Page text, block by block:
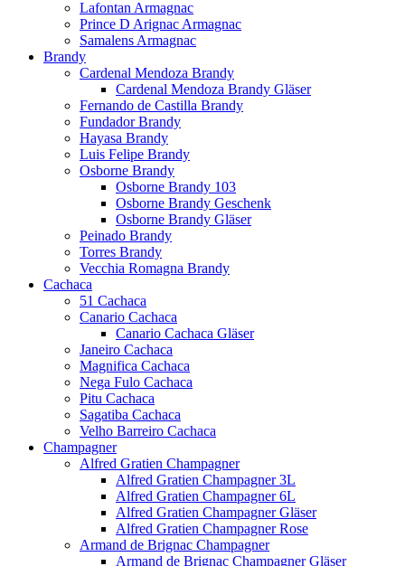
Lafontan Armagnac
Prince D Arignac Armagnac
Samalens Armagnac
Brandy
Cardenal Mendoza Brandy
Cardenal Mendoza Brandy Gläser
Fernando de Castilla Brandy
Fundador Brandy
Hayasa Brandy
Luis Felipe Brandy
Osborne Brandy
Osborne Brandy 103
Osborne Brandy Geschenk
Osborne Brandy Gläser
Peinado Brandy
Torres Brandy
Vecchia Romagna Brandy
Cachaca
51 Cachaca
Canario Cachaca
Canario Cachaca Gläser
Janeiro Cachaca
Magnifica Cachaca
Nega Fulo Cachaca
Pitu Cachaca
Sagatiba Cachaca
Velho Barreiro Cachaca
Champagner
Alfred Gratien Champagner
Alfred Gratien Champagner 3L
Alfred Gratien Champagner 6L
Alfred Gratien Champagner Gläser
Alfred Gratien Champagner Rose
Armand de Brignac Champagner
Armand de Brignac Champagner Gläser